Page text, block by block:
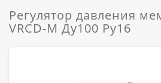
Регулятор давления
VRCD-M Ду100 Ру16